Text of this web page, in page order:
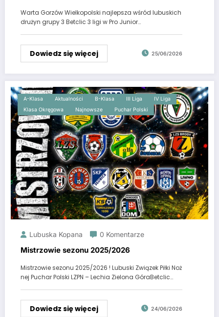
Warta Gorzów Wielkopolski najlepsza wśród lubuskich
drużyn grupy 3 Betclic 3 ligi w Pro Junior…
Dowiedz się więcej 25/06/2026
A-Klasa Aktualności B-Klasa III Liga
IV Liga
Klasa Okręgowa
Najnowsze Puchar Polski
Lubuska Kopana 0 Komentarze
Mistrzowie sezonu 2025/2026
Mistrzowie sezonu 2025/2026 ! Lubuski Związek Piłki Noż
nej Puchar Polski LZPN – Lechia Zielona GóraBetclic…
Dowiedz się więcej 24/06/2026